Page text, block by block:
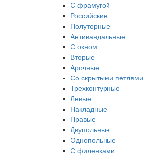
С фрамугой
Российские
Полуторные
Антивандальные
С окном
Вторые
Арочные
Со скрытыми петлями
Трехконтурные
Левые
Накладные
Правые
Двупольные
Однопольные
С филенками